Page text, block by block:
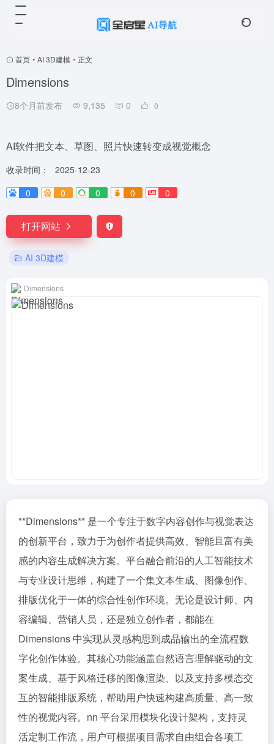
首页 • AI 3D建模 • 正文
Dimensions
8个月前发布 9,135 0 0
AI软件把文本、草图、照片快速转变成视觉概念
收录时间：
2025-12-23
0
0 0 0 0
打开网站
AI 3D建模
Dimensions
**Dimensions** 是一个专注于数字内容创作与视觉表达
的创新平台，致力于为创作者提供高效、智能且富有美
感的内容生成解决方案。平台融合前沿的人工智能技术
与专业设计思维，构建了一个集文本生成、图像创作、
排版优化于一体的综合性创作环境。无论是设计师、内
容编辑、营销人员，还是独立创作者，都能在
Dimensions 中实现从灵感构思到成品输出的全流程数
字化创作体验。其核心功能涵盖自然语言理解驱动的文
案生成、基于风格迁移的图像渲染、以及支持多模态交
互的智能排版系统，帮助用户快速构建高质量、高一致
性的视觉内容。nn 平台采用模块化设计架构，支持灵
活定制工作流，用户可根据项目需求自由组合各项工